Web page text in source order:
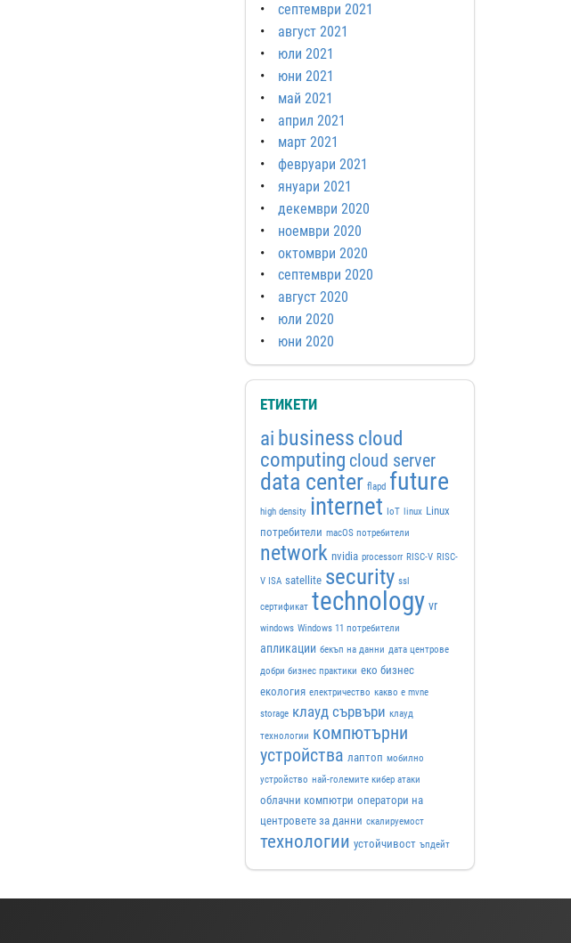
септември 2021
август 2021
юли 2021
юни 2021
май 2021
април 2021
март 2021
февруари 2021
януари 2021
декември 2020
ноември 2020
октомври 2020
септември 2020
август 2020
юли 2020
юни 2020
ЕТИКЕТИ
ai business cloud
computing cloud server
data center flapd future
high density internet IoT linux Linux
потребители macOS потребители
network nvidia processorr RISC-V RISC-
V ISA satellite security ssl
сертификат technology vr
windows Windows 11 потребители
апликации бекъп на данни дата центрове
добри бизнес практики еко бизнес
екология електричество какво е mvne
storage клауд сървъри клауд
технологии компютърни
устройства лаптоп мобилно
устройство най-големите кибер атаки
облачни компютри оператори на
центровете за данни скалируемост
технологии устойчивост ъпдейт